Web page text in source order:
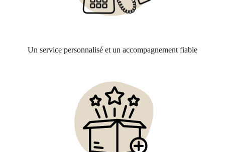
Un service personnalisé et un accompagnement fiable